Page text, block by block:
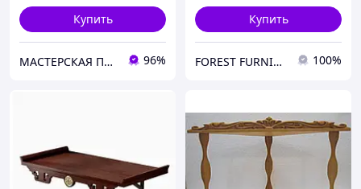
Купить
МАСТЕРСКАЯ ПОДАРКОВ 96%
Купить
FOREST FURNITURE 100%